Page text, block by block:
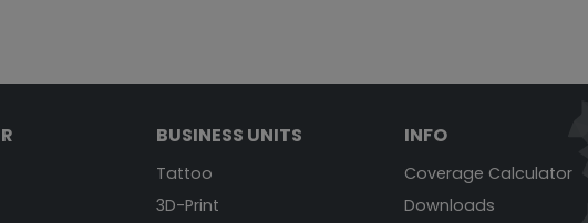
BUSINESS UNITS
Tattoo
3D-Print
INFO
Coverage Calculator
Downloads